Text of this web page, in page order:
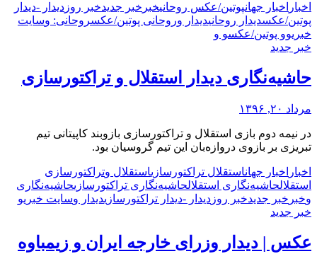
اخبار اخبار جهانپوتین/عکس روحانیخبر خبر جدیدخبر روز دیدار -دیدار
پوتین/عکسدیدار روحانیدیدار وروحانی پوتین/عکسروحانی: وسایت
خبریوو پوتین/عکسو و
خبر جدید
حاشیه‌نگاری دیدار استقلال و تراکتورسازی
مرداد ۲۰, ۱۳۹۶
در نیمه دوم بازی استقلال و تراکتورسازی بازوبند کاپیتانی تیم
تبریزی بر بازوی دروازه‌بان این تیم گروسیان بود.
اخبار اخبار جهاناستقلال تراکتورسازیاستقلال وتراکتورسازی
استقلالحاشیه‌نگاری استقلالحاشیه‌نگاری تراکتورسازیحاشیه‌نگاری
وخبر خبر جدیدخبر روز دیدار -دیدار تراکتورسازیدیدار وسایت خبریو
خبر جدید
عکس | دیدار وزرای خارجه ایران و زیمباوه